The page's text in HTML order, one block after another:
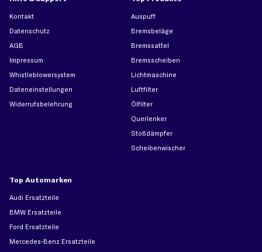
Kontakt
Datenschutz
AGB
Impressum
Whistleblowersystem
Dateneinstellungen
Widerrufsbelehrung
Auspuff
Bremsbeläge
Bremssattel
Bremsscheiben
Lichtmaschine
Luftfilter
Ölfilter
Querlenker
Stoßdämpfer
Scheibenwischer
Top Automarken
Audi Ersatzteile
BMW Ersatzteile
Ford Ersatzteile
Mercedes-Benz Ersatzteile